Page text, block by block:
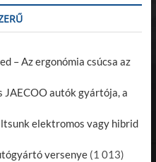
– Az ergonómia csúcsa az
autók gyártója, a
elektromos vagy hibrid
versenye (1 013)